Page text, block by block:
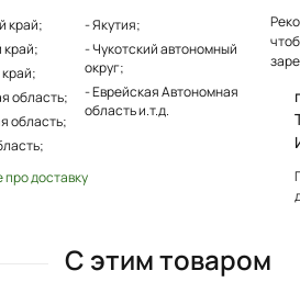
край;
край;
область;
область;
- Якутия;
- Чукотский автономный
округ;
- Еврейская Автономная
область и.т.д.
доставку
С этим товаром